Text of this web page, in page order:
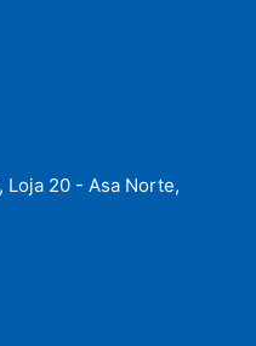
Loja 20 - Asa Norte,